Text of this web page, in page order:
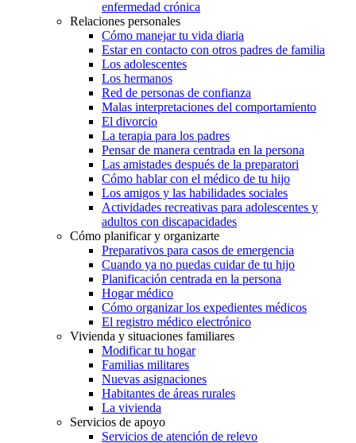
enfermedad crónica
Relaciones personales
Cómo manejar tu vida diaria
Estar en contacto con otros padres de familia
Los adolescentes
Los hermanos
Red de personas de confianza
Malas interpretaciones del comportamiento
El divorcio
La terapia para los padres
Pensar de manera centrada en la persona
Las amistades después de la preparatori
Cómo hablar con el médico de tu hijo
Los amigos y las habilidades sociales
Actividades recreativas para adolescentes y
adultos con discapacidades
Cómo planificar y organizarte
Preparativos para casos de emergencia
Cuando ya no puedas cuidar de tu hijo
Planificación centrada en la persona
Hogar médico
Cómo organizar los expedientes médicos
El registro médico electrónico
Vivienda y situaciones familiares
Modificar tu hogar
Familias militares
Nuevas asignaciones
Habitantes de áreas rurales
La vivienda
Servicios de apoyo
Servicios de atención de relevo